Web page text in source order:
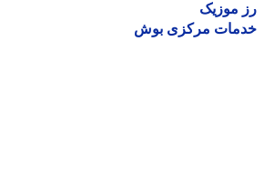
موزیک
مرکزی بوش